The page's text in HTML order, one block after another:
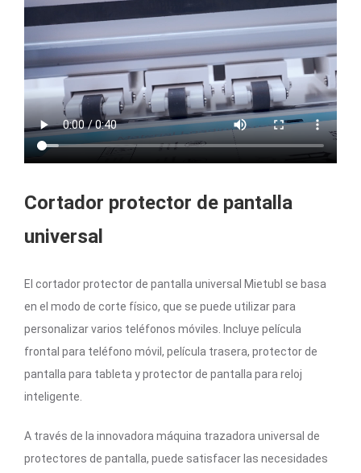
Cortador protector de pantalla
universal
El cortador protector de pantalla universal Mietubl se basa
en el modo de corte físico, que se puede utilizar para
personalizar varios teléfonos móviles. Incluye película
frontal para teléfono móvil, película trasera, protector de
pantalla para tableta y protector de pantalla para reloj
inteligente.
A través de la innovadora máquina trazadora universal de
protectores de pantalla, puede satisfacer las necesidades